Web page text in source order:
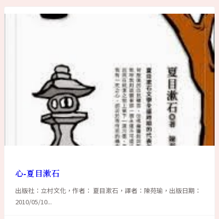
心-夏目漱石
出版社：立村文化，作者： 夏目漱石，譯者：陳苑瑜，出版日期：
2010/05/10...